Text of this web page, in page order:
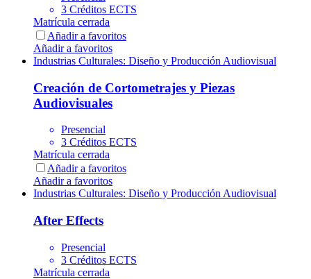
3 Créditos ECTS
Matrícula cerrada
Añadir a favoritos
Añadir a favoritos
Industrias Culturales: Diseño y Producción Audiovisual
Creación de Cortometrajes y Piezas
Audiovisuales
Presencial
3 Créditos ECTS
Matrícula cerrada
Añadir a favoritos
Añadir a favoritos
Industrias Culturales: Diseño y Producción Audiovisual
After Effects
Presencial
3 Créditos ECTS
Matrícula cerrada